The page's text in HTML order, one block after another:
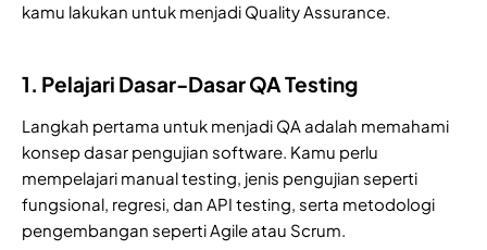
kamu lakukan untuk menjadi Quality Assurance.
1. Pelajari Dasar-Dasar QA Testing
Langkah pertama untuk menjadi QA adalah memahami
konsep dasar pengujian software. Kamu perlu
mempelajari manual testing, jenis pengujian seperti
fungsional, regresi, dan API testing, serta metodologi
pengembangan seperti Agile atau Scrum.